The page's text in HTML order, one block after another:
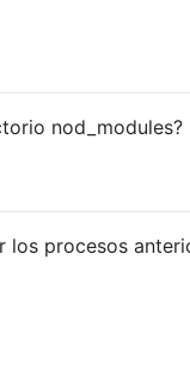
nod_modules?
procesos